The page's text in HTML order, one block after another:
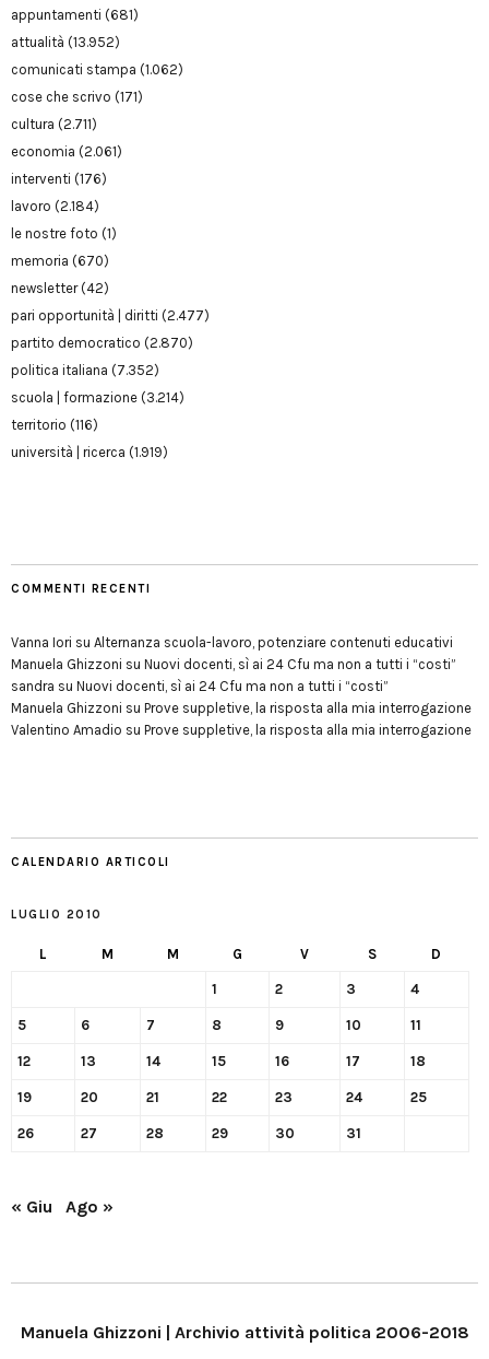
appuntamenti (681)
attualità (13.952)
comunicati stampa (1.062)
cose che scrivo (171)
cultura (2.711)
economia (2.061)
interventi (176)
lavoro (2.184)
le nostre foto (1)
memoria (670)
newsletter(42)
pari opportunità | diritti (2.477)
partito democratico (2.870)
politica italiana (7.352)
scuola | formazione (3.214)
territorio (116)
università | ricerca (1.919)
COMMENTI RECENTI
Vanna Iori su Alternanza scuola-lavoro, potenziare contenuti educativi
Manuela Ghizzoni su Nuovi docenti, sì ai 24 Cfu ma non a tutti i “costi”
sandra su Nuovi docenti, sì ai 24 Cfu ma non a tutti i “costi”
Manuela Ghizzoni su Prove suppletive, la risposta alla mia interrogazione
Valentino Amadio su Prove suppletive, la risposta alla mia interrogazione
CALENDARIO ARTICOLI
LUGLIO 2010
L M M G V S D
1 2 3 4
5 6 7 8 9 10 11
12 13 14 15 16 17 18
19 20 21 22 23 24 25
26 27 28 29 30 31
« Giu Ago »
Manuela Ghizzoni | Archivio attività politica 2006-2018